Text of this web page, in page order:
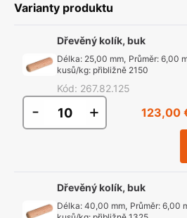
Varianty produktu
Dřevěný kolík, buk
Délka: 25,00 mm, Průměr: 6,00
kusů/kg: přibližně 2150
Kód: 267.82.125
- + 123,00
Dřevěný kolík, buk
Délka: 40,00 mm, Průměr: 6,00